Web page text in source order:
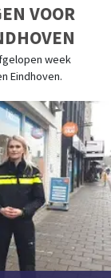
VOOR
week
Eindhoven.